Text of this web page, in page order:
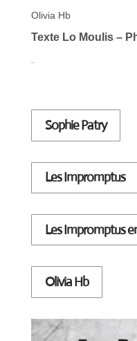
Olivia Hb
Texte Lo Moulis –
…
Sophie Patry
Les Impromptus
Les Impromptus
Olivia Hb